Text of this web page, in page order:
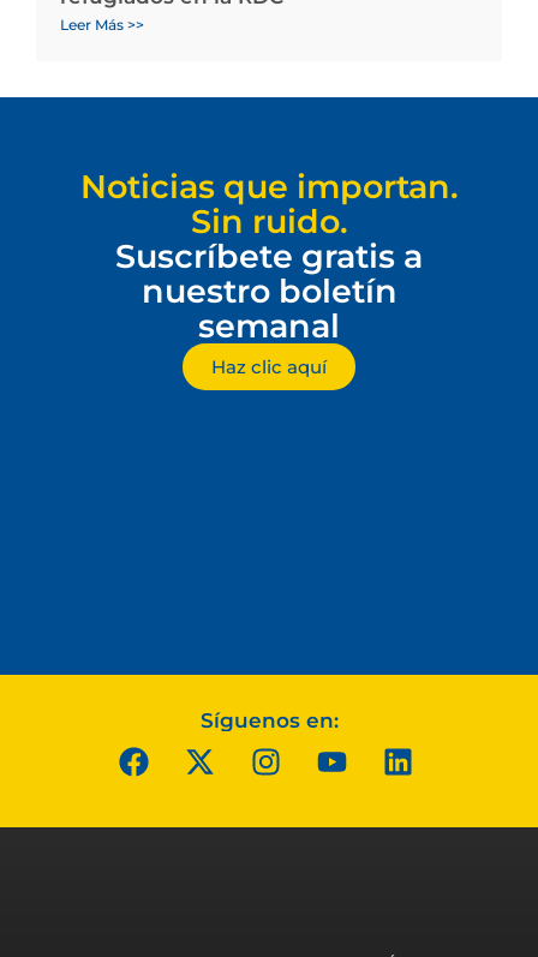
Leer Más >>
Noticias que importan.
Sin ruido.
Suscríbete gratis a
nuestro boletín
semanal
Haz clic aquí
Síguenos en: